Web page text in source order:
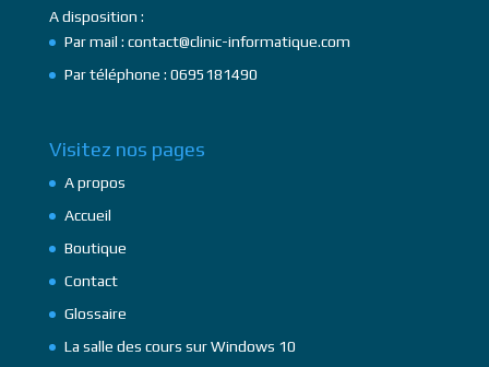
A disposition :
Par mail : contact@clinic-informatique.com
Par téléphone : 0695181490
Visitez nos pages
A propos
Accueil
Boutique
Contact
Glossaire
La salle des cours sur Windows 10